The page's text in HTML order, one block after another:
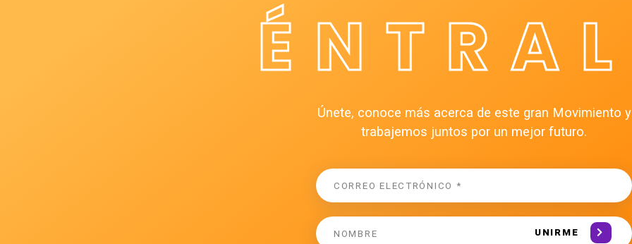
Únete, conoce más acerca de este gran Movimiento y
trabajemos juntos por un mejor futuro.
UNIRME